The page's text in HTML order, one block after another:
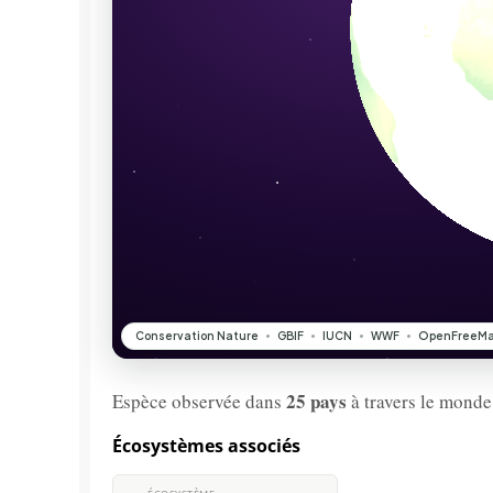
Espèce observée dans 25 pays à travers le
Écosystèmes associés